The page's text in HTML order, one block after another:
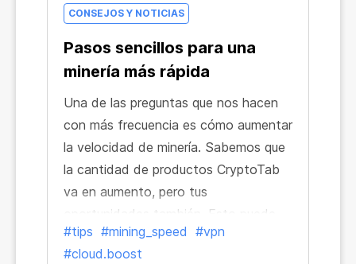
CONSEJOS Y NOTICIAS
Pasos sencillos para una
minería más rápida
Una de las preguntas que nos hacen
con más frecuencia es cómo aumentar
la velocidad de minería. Sabemos que
la cantidad de productos CryptoTab
va en aumento, pero tus
oportunidades también. Esto puede
parecer algo confuso, pero no te
preocupes. Es hora de que revelemos
#tips #mining_speed #vpn
#cloud.boost